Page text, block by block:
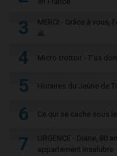
3
MERCI - Grâce à vous,
🙏
4 Micro-trottoir - T'as
5 Horaires du Jeûne de
6 Ce qui se cache sous
7
URGENCE - Diane, 80
appartement insalubre